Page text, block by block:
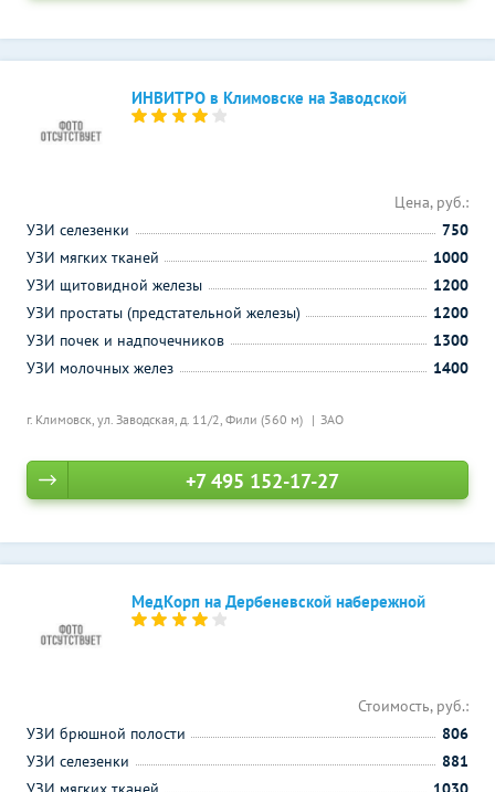
ИНВИТРО в Климовске на Заводской
г. Климовск, ул. Заводская, д. 11/2, Фили (560 м) ЗАО
Цена, руб.:
УЗИ селезенки
750
УЗИ мягких тканей
1000
УЗИ щитовидной железы
1200
УЗИ простаты (предстательной железы)
1200
УЗИ почек и надпочечников
1300
УЗИ молочных желез
1400
+7 495 152-17-27
МедКорп на Дербеневской набережной
Стоимость, руб.:
УЗИ брюшной полости
806
УЗИ селезенки
881